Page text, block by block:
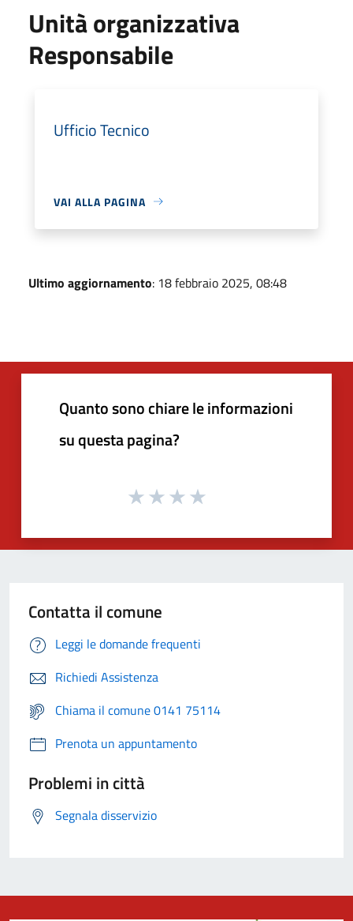
Unità organizzativa
Responsabile
Ufficio Tecnico
VAI ALLA PAGINA
Ultimo aggiornamento: 18 febbraio 2025, 08:48
Quanto sono chiare le informazioni
su questa pagina?
Contatta il comune
Leggi le domande frequenti
Richiedi Assistenza
Chiama il comune 0141 75114
Prenota un appuntamento
Problemi in città
Segnala disservizio